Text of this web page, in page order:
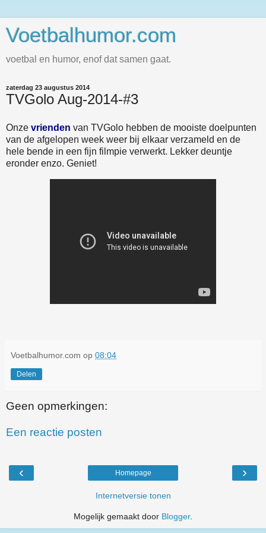
Voetbalhumor.com
voetbal en humor, enof dat samen gaat.
zaterdag 23 augustus 2014
TVGolo Aug-2014-#3
Onze vrienden van TVGolo hebben de mooiste doelpunten
van de afgelopen week weer bij elkaar verzameld en de
hele bende in een fijn filmpie verwerkt. Lekker deuntje
eronder enzo. Geniet!
Voetbalhumor.com op 08:04
Delen
Geen opmerkingen:
Een reactie posten
‹ ›
Homepage
Internetversie tonen
Mogelijk gemaakt door Blogger.